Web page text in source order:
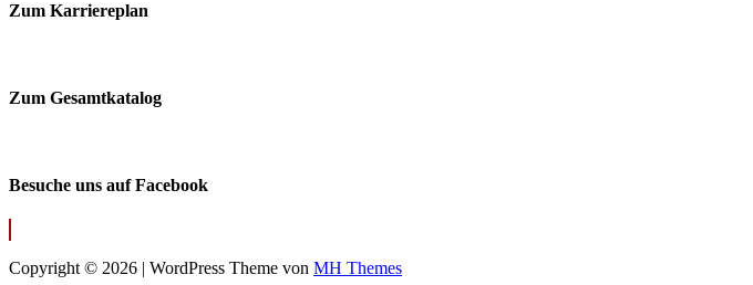
Zum Karriereplan
Zum Gesamtkatalog
Besuche uns auf Facebook
Copyright © 2026 | WordPress Theme von MH Themes